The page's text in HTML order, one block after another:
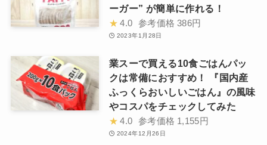
ーガー” が簡単に作れる！
★ 4.0 参考価格 386円
2023年1月28日
業スーで買える10食ごはんパッ
クは常備におすすめ！ 『国内産
ふっくらおいしいごはん』の風味
やコスパをチェックしてみた
★ 4.0 参考価格 1,155円
2024年12月26日